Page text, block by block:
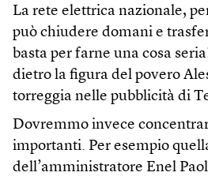
La rete elettrica nazionale,
può chiudere domani e
basta per farne una cosa
dietro la figura del povero
torreggia nelle pubblicità di
Dovremmo invece
importanti. Per esempio
dell’amministratore Enel